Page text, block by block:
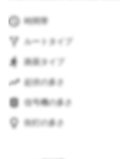
時間帯
ルートタイプ
路面タイプ
起伏の多さ
信号機の多さ
街灯の多さ